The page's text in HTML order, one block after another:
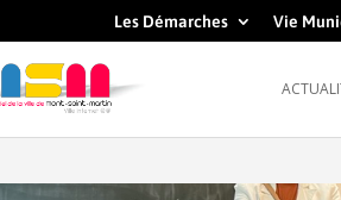
Les Démarches Vie